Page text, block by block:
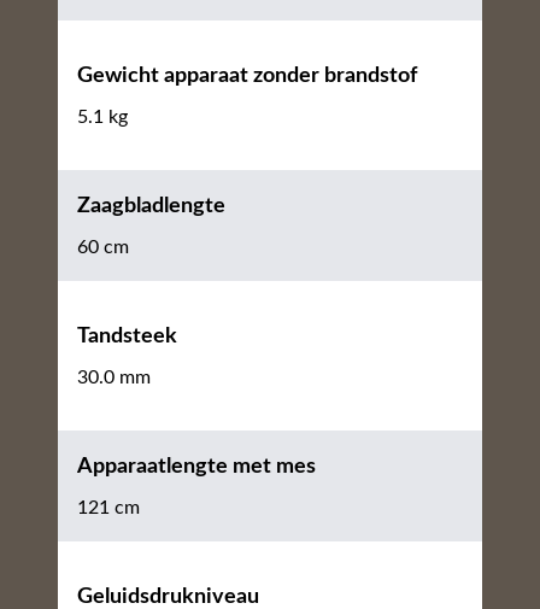
Gewicht apparaat zonder brandstof
5.1 kg
Zaagbladlengte
60 cm
Tandsteek
30.0 mm
Apparaatlengte met mes
121 cm
Geluidsdrukniveau